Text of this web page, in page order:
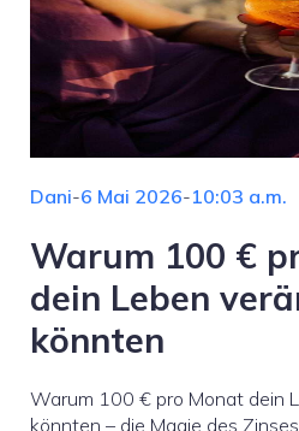
Dani-6 Mai 2026-10:03 a.m.
Warum 100 €
dein Leben
könnten
Warum 100 € pro Monat dein
könnten – die Magie des